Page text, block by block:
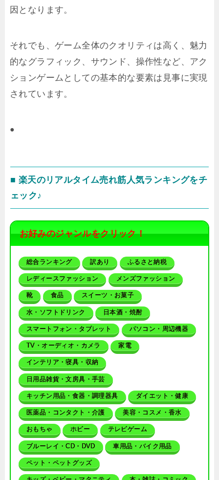
因となります。
それでも、ゲーム全体のクオリティは高く、魅力
的なグラフィック、サウンド、操作性など、アク
ションゲームとしての基本的な要素は見事に実現
されています。
●
■ 楽天のリアルタイム売れ筋人気ランキングをチ
ェック♪
お好みのジャンルをクリック！
総合ランキング 訳あり ふるさと納税
レディースファッション メンズファッション
靴 食品 スイーツ・お菓子
水・ソフトドリンク 日本酒・焼酎
スマートフォン・タブレット パソコン・周辺機器
TV・オーディオ・カメラ 家電
インテリア・寝具・収納
日用品雑貨・文房具・手芸
キッチン用品・食器・調理器具 ダイエット・健康
医薬品・コンタクト・介護 美容・コスメ・香水
おもちゃ ホビー テレビゲーム
ブルーレイ・CD・DVD 車用品・バイク用品
ペット・ペットグッズ